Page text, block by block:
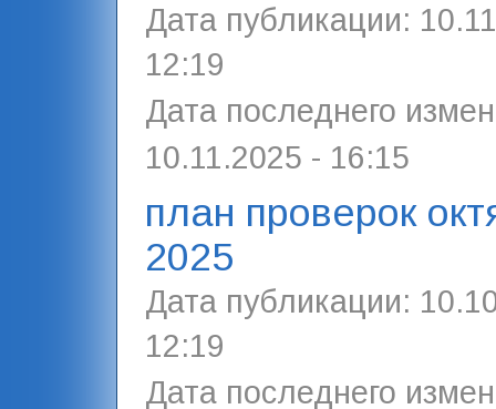
Дата публикации:
12:19
Дата последнего
10.11.2025 - 16:15
план проверок
2025
Дата публикации:
12:19
Дата последнего